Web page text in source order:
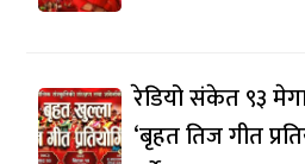
रेडियो संकेत ९३
‘बृहत तिज गीत